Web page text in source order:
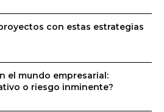
con estas estrategias
el mundo empresarial:
o riesgo inminente?